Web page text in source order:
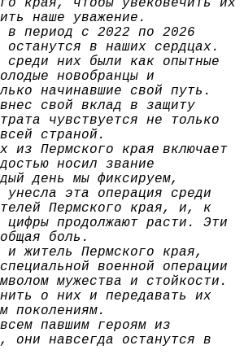
наше уважение.
в период с 2022 по 2026
останутся в наших сердцах.
них были как опытные
новобранцы и
начинавшие свой путь.
свой вклад в защиту
чувствуется не только
страной.
из Пермского края включает
носил звание
день мы фиксируем,
унесла эта операция среди
Пермского края, и, к
цифры продолжают расти. Эти
боль.
и житель Пермского края,
военной операции
мужества и стойкости.
о них и передавать их
поколениям.
павшим героям из
они навсегда останутся в